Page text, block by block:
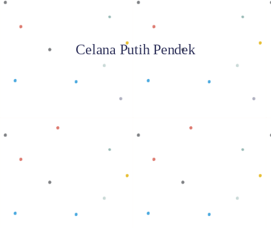
Celana Putih Pendek
Baca selengkapnya